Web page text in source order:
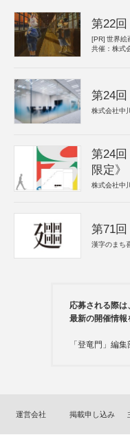
第22
[PR] 世界絵
共催：株式
第24
株式会社中
第24
限定》
株式会社中
第71
漢字のまち
応募される際は
最新の開催情報
「登竜門」編集
運営会社 掲載申し込み